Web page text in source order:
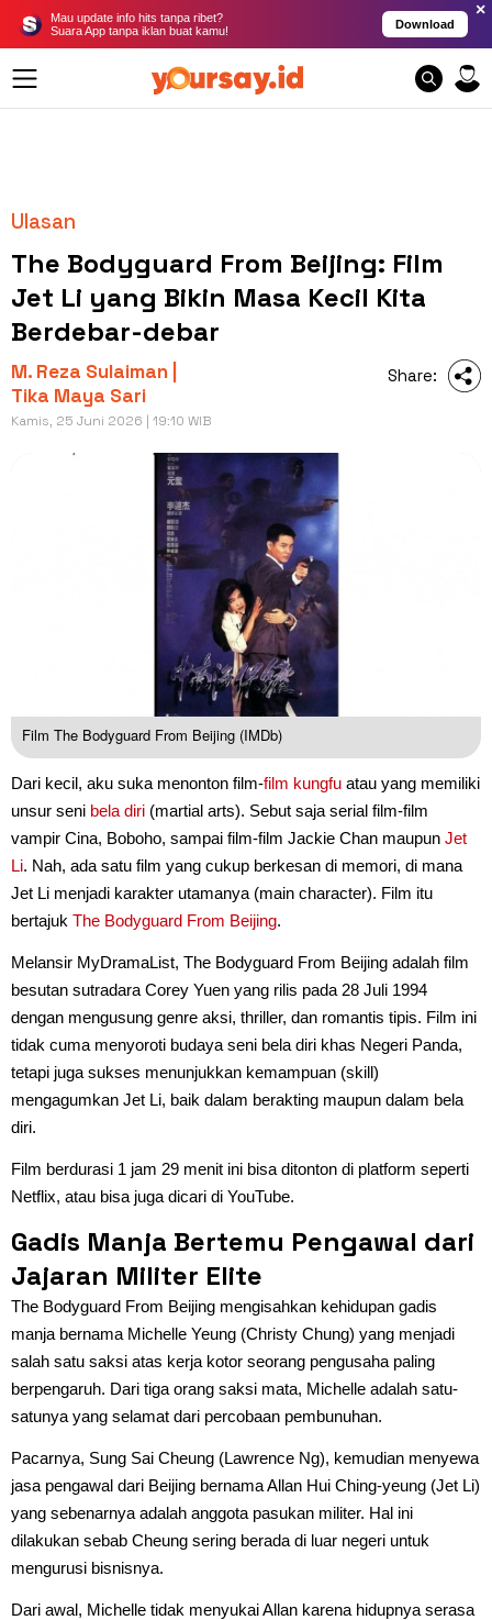
Mau update info hits tanpa ribet?
Suara App tanpa iklan buat kamu!
Download
×
Ulasan
The Bodyguard From Beijing: Film
Jet Li yang Bikin Masa Kecil Kita
Berdebar-debar
M. Reza Sulaiman |
Tika Maya Sari
Kamis, 25 Juni 2026 | 19:10 WIB
Share:
Film The Bodyguard From Beijing (IMDb)
Dari kecil, aku suka menonton film-film kungfu atau yang memiliki
unsur seni bela diri (martial arts). Sebut saja serial film-film
vampir Cina, Boboho, sampai film-film Jackie Chan maupun Jet
Li. Nah, ada satu film yang cukup berkesan di memori, di mana
Jet Li menjadi karakter utamanya (main character). Film itu
bertajuk The Bodyguard From Beijing.
Melansir MyDramaList, The Bodyguard From Beijing adalah film
besutan sutradara Corey Yuen yang rilis pada 28 Juli 1994
dengan mengusung genre aksi, thriller, dan romantis tipis. Film ini
tidak cuma menyoroti budaya seni bela diri khas Negeri Panda,
tetapi juga sukses menunjukkan kemampuan (skill)
mengagumkan Jet Li, baik dalam berakting maupun dalam bela
diri.
Film berdurasi 1 jam 29 menit ini bisa ditonton di platform seperti
Netflix, atau bisa juga dicari di YouTube.
Gadis Manja Bertemu Pengawal dari
Jajaran Militer Elite
The Bodyguard From Beijing mengisahkan kehidupan gadis
manja bernama Michelle Yeung (Christy Chung) yang menjadi
salah satu saksi atas kerja kotor seorang pengusaha paling
berpengaruh. Dari tiga orang saksi mata, Michelle adalah satu-
satunya yang selamat dari percobaan pembunuhan.
Pacarnya, Sung Sai Cheung (Lawrence Ng), kemudian menyewa
jasa pengawal dari Beijing bernama Allan Hui Ching-yeung (Jet Li)
yang sebenarnya adalah anggota pasukan militer. Hal ini
dilakukan sebab Cheung sering berada di luar negeri untuk
mengurusi bisnisnya.
Dari awal, Michelle tidak menyukai Allan karena hidupnya serasa